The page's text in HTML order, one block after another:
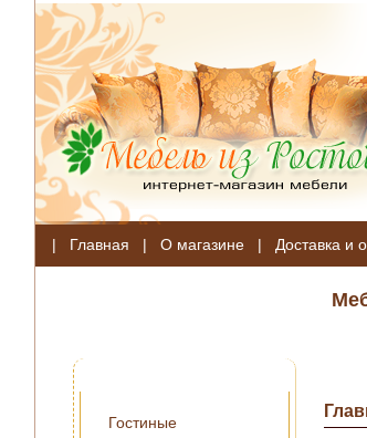
| Главная | О магазине | Доставка и
Гостиные